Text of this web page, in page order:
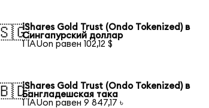
iShares Gold Trust (Ondo Tokenized) в
Сингапурский доллар
1 IAUon равен 102,12 $
iShares Gold Trust (Ondo Tokenized) в
Бангладешская така
1 IAUon равен 9 847,17 ৳